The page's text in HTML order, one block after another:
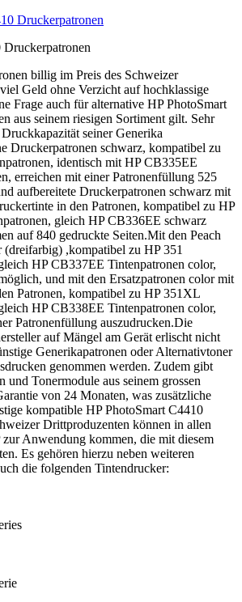
Druckerpatronen
billig im Preis des Schweizer
Geld ohne Verzicht auf hochklassige
Frage auch für alternative HP PhotoSmart
aus seinem riesigen Sortiment gilt. Sehr
seiner Generika
Druckerpatronen schwarz, kompatibel zu
identisch mit HP CB335EE
erreichen mit einer Patronenfüllung 525
aufbereitete Druckerpatronen schwarz mit
in den Patronen, kompatibel zu HP
gleich HP CB336EE schwarz
auf 840 gedruckte Seiten.Mit den Peach
,kompatibel zu HP 351
HP CB337EE Tintenpatronen color,
und mit den Ersatzpatronen color mit
Patronen, kompatibel zu HP 351XL
HP CB338EE Tintenpatronen color,
Patronenfüllung auszudrucken.Die
auf Mängel am Gerät erlischt nicht
Generikapatronen oder Alternativtoner
genommen werden. Zudem gibt
und Tonermodule aus seinem grossen
von 24 Monaten, was zusätzliche
kompatible HP PhotoSmart C4410
Drittproduzenten können in allen
Anwendung kommen, die mit diesem
Es gehören hierzu neben weiteren
die folgenden Tintendrucker: